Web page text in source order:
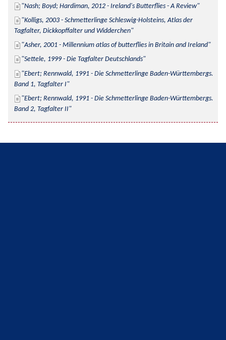
Nash; Boyd; Hardiman, 2012 - Ireland's Butterflies - A Review
Kolligs, 2003 - Schmetterlinge Schleswig-Holsteins, Atlas der
Tagfalter, Dickkopffalter und Widderchen
Asher, 2001 - Millennium atlas of butterflies in Britain and Ireland
Settele, 1999 - Die Tagfalter Deutschlands
Ebert; Rennwald, 1991 - Die Schmetterlinge Baden-Württembergs.
Band 1, Tagfalter I
Ebert; Rennwald, 1991 - Die Schmetterlinge Baden-Württembergs.
Band 2, Tagfalter II